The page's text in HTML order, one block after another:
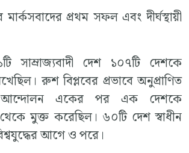
মার্কসবাদের প্রথম সফল এবং দীর্ঘস্থায়ী
সাম্রাজ্যবাদী দেশ ১০৭টি দেশকে
রুশ বিপ্লবের প্রভাবে অনুপ্রাণিত
আন্দোলন একের পর এক দেশকে
মুক্ত করেছিল। ৬০টি দেশ স্বাধীন
আগে ও পরে।